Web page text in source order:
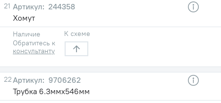
21
244358
Хомут
Наличие
Обратитесь к
консультанту
К схеме
22
9706262
Трубка 6.3ммx546мм